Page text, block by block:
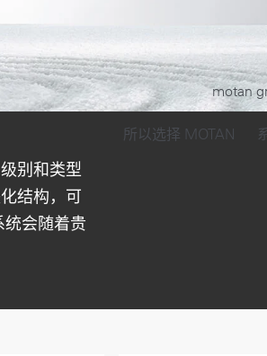
motan
所以选择 MOTAN
别和类型
结构，可
统会随着贵